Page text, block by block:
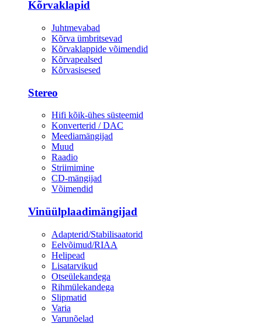
Kõrvaklapid
Juhtmevabad
Kõrva ümbritsevad
Kõrvaklappide võimendid
Kõrvapealsed
Kõrvasisesed
Stereo
Hifi kõik-ühes süsteemid
Konverterid / DAC
Meediamängijad
Muud
Raadio
Striimimine
CD-mängijad
Võimendid
Vinüülplaadimängijad
Adapterid/Stabilisaatorid
Eelvõimud/RIAA
Helipead
Lisatarvikud
Otseülekandega
Rihmülekandega
Slipmatid
Varia
Varunõelad